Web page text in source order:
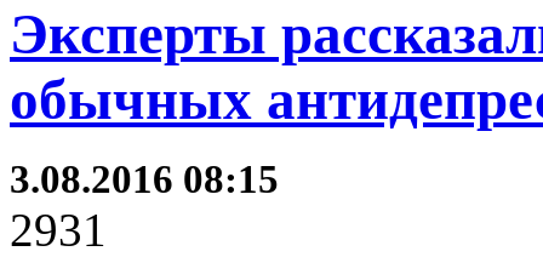
Эксперты
обычных
3.08.2016 08:15
2931